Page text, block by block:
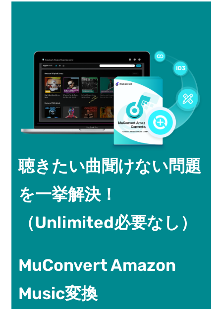
聴きたい曲聞けない問題
を一挙解決！
（Unlimited必要なし）
MuConvert Amazon
Music変換